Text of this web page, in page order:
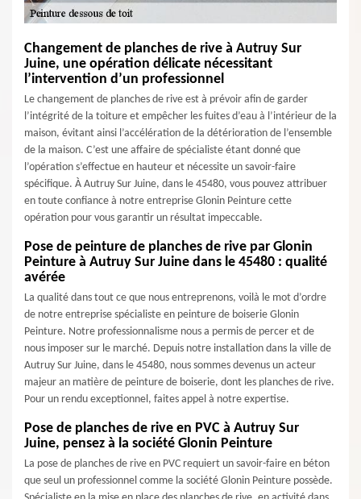
Changement de planches de rive à Autruy Sur
Juine, une opération délicate nécessitant
l’intervention d’un professionnel
Le changement de planches de rive est à prévoir afin de garder
l’intégrité de la toiture et empêcher les fuites d’eau à l’intérieur de la
maison, évitant ainsi l’accélération de la détérioration de l’ensemble
de la maison. C’est une affaire de spécialiste étant donné que
l’opération s’effectue en hauteur et nécessite un savoir-faire
spécifique. À Autruy Sur Juine, dans le 45480, vous pouvez attribuer
en toute confiance à notre entreprise Glonin Peinture cette
opération pour vous garantir un résultat impeccable.
Pose de peinture de planches de rive par Glonin
Peinture à Autruy Sur Juine dans le 45480 : qualité
avérée
La qualité dans tout ce que nous entreprenons, voilà le mot d’ordre
de notre entreprise spécialiste en peinture de boiserie Glonin
Peinture. Notre professionnalisme nous a permis de percer et de
nous imposer sur le marché. Depuis notre installation dans la ville de
Autruy Sur Juine, dans le 45480, nous sommes devenus un acteur
majeur an matière de peinture de boiserie, dont les planches de rive.
Pour un rendu exceptionnel, faites appel à notre expertise.
Pose de planches de rive en PVC à Autruy Sur
Juine, pensez à la société Glonin Peinture
La pose de planches de rive en PVC requiert un savoir-faire en béton
que seul un professionnel comme la société Glonin Peinture possède.